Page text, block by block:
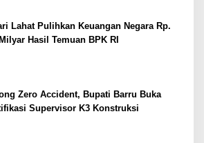
Lahat Pulihkan Keuangan Negara Rp.
Hasil Temuan BPK RI
Zero Accident, Bupati Barru Buka
Supervisor K3 Konstruksi